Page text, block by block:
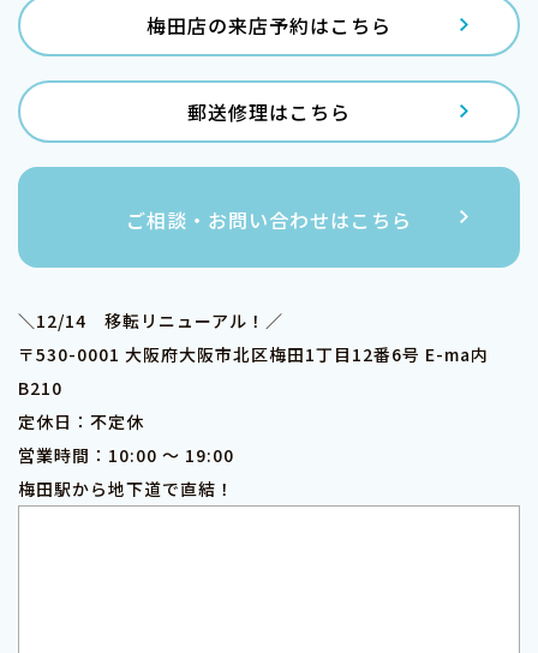
梅田店の来店予約はこちら
郵送修理はこちら
ご相談・お問い合わせはこちら
＼12/14 移転リニューアル！／
〒530-0001 大阪府大阪市北区梅田1丁目12番6号 E-ma内
B210
定休日：不定休
営業時間：10:00 ～ 19:00
梅田駅から地下道で直結！